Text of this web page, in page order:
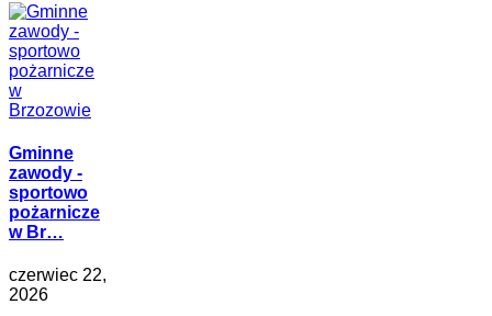
Gminne
zawody -
sportowo
pożarnicze
w Br…
czerwiec 22,
2026